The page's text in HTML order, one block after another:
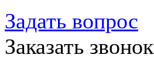
Задать вопрос
Заказать звонок